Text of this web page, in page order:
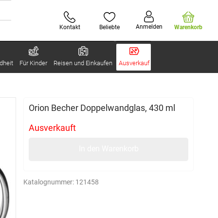
Kontakt Beliebte Anmelden Warenkorb
Für Kinder Reisen und Einkaufen Ausverkauf
Orion Becher Doppelwandglas, 430 ml
Ausverkauft
Katalognummer: 121458